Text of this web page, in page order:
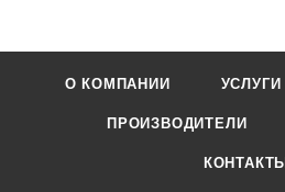
О КОМПАНИИ УСЛУГИ
ПРОИЗВОДИТЕЛИ
КОНТАКТЫ